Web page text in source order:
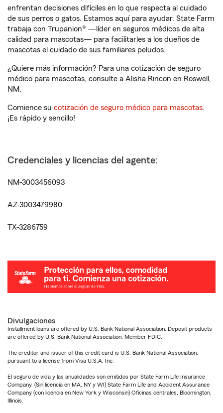
enfrentan decisiones difíciles en lo que respecta al cuidado
de sus perros o gatos. Estamos aquí para ayudar. State Farm
trabaja con Trupanion® —líder en seguros médicos de alta
calidad para mascotas— para facilitarles a los dueños de
mascotas el cuidado de sus familiares peludos.
¿Quiere más información? Para una cotización de seguro
médico para mascotas, consulte a Alisha Rincon en Roswell,
NM.
Comience su cotización de seguro médico para mascotas.
¡Es rápido y sencillo!
Credenciales y licencias del agente:
NM-3003456093
AZ-3003479980
TX-3286759
Divulgaciones
Installment loans are offered by U.S. Bank National Association. Deposit products
are offered by U.S. Bank National Association. Member FDIC.
The creditor and issuer of this credit card is U.S. Bank National Association,
pursuant to a license from Visa U.S.A. Inc.
El seguro de vida y las anualidades son emitidos por State Farm Life Insurance
Company. (Sin licencia en MA, NY y WI) State Farm Life and Accident Assurance
Company (con licencia en New York y Wisconsin) Oficinas centrales, Bloomington,
Illinois.